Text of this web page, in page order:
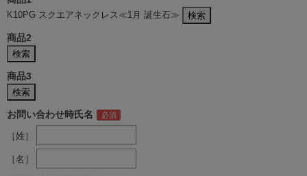
K10PG スクエアネックレス≪1月 誕生石≫
商品2
商品3
お問い合わせ時氏名
［姓］
［名］